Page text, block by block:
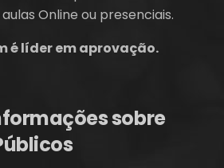
Online ou presenciais.
é líder em aprovação.
sobre